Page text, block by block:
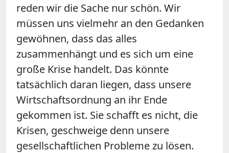
reden wir die Sache nur schön. Wir
müssen uns vielmehr an den Gedanken
gewöhnen, dass das alles
zusammenhängt und es sich um eine
große Krise handelt. Das könnte
tatsächlich daran liegen, dass unsere
Wirtschaftsordnung an ihr Ende
gekommen ist. Sie schafft es nicht, die
Krisen, geschweige denn unsere
gesellschaftlichen Probleme zu lösen.